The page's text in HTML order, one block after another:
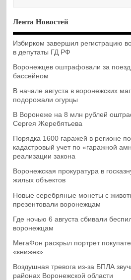
Лента Новостей
Избирком завершил регистрацию
в депутаты ГД РФ
Воронежцев оштрафовали за
бассейном
В начале августа в воронежских
подорожали огурцы
В Воронеже на 8 млн рублей
Сергея Жеребятьева
Порядка 1600 гаражей в регионе
кадастровый учет по «гаражной
реализации закона
Воронежская прокуратура в
жилых объектов
Новые серебряные монеты с
презентовали воронежцам
Где ночью 6 августа сбивали
воронежцам
МегаФон раскрыл портрет
«книжек»
Воздушная тревога из-за БПЛА
районах Воронежской области